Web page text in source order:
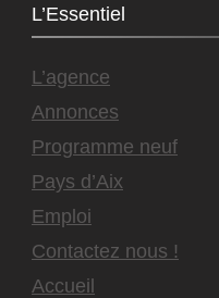
L’Essentiel
L’agence
Annonces
Programme neuf
Pays d’Aix
Emploi
Contactez nous !
Accueil